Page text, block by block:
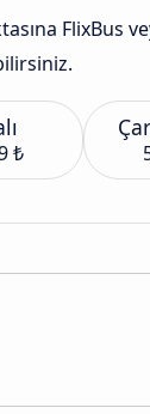
FlixBus
₺